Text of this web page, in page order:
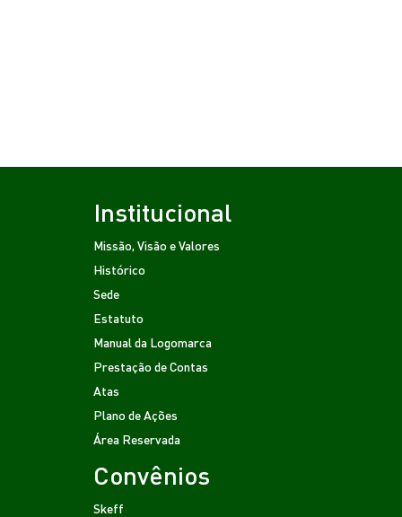
Institucional
Missão, Visão e Valores
Histórico
Sede
Estatuto
Manual da Logomarca
Prestação de Contas
Atas
Plano de Ações
Área Reservada
Convênios
Skeff